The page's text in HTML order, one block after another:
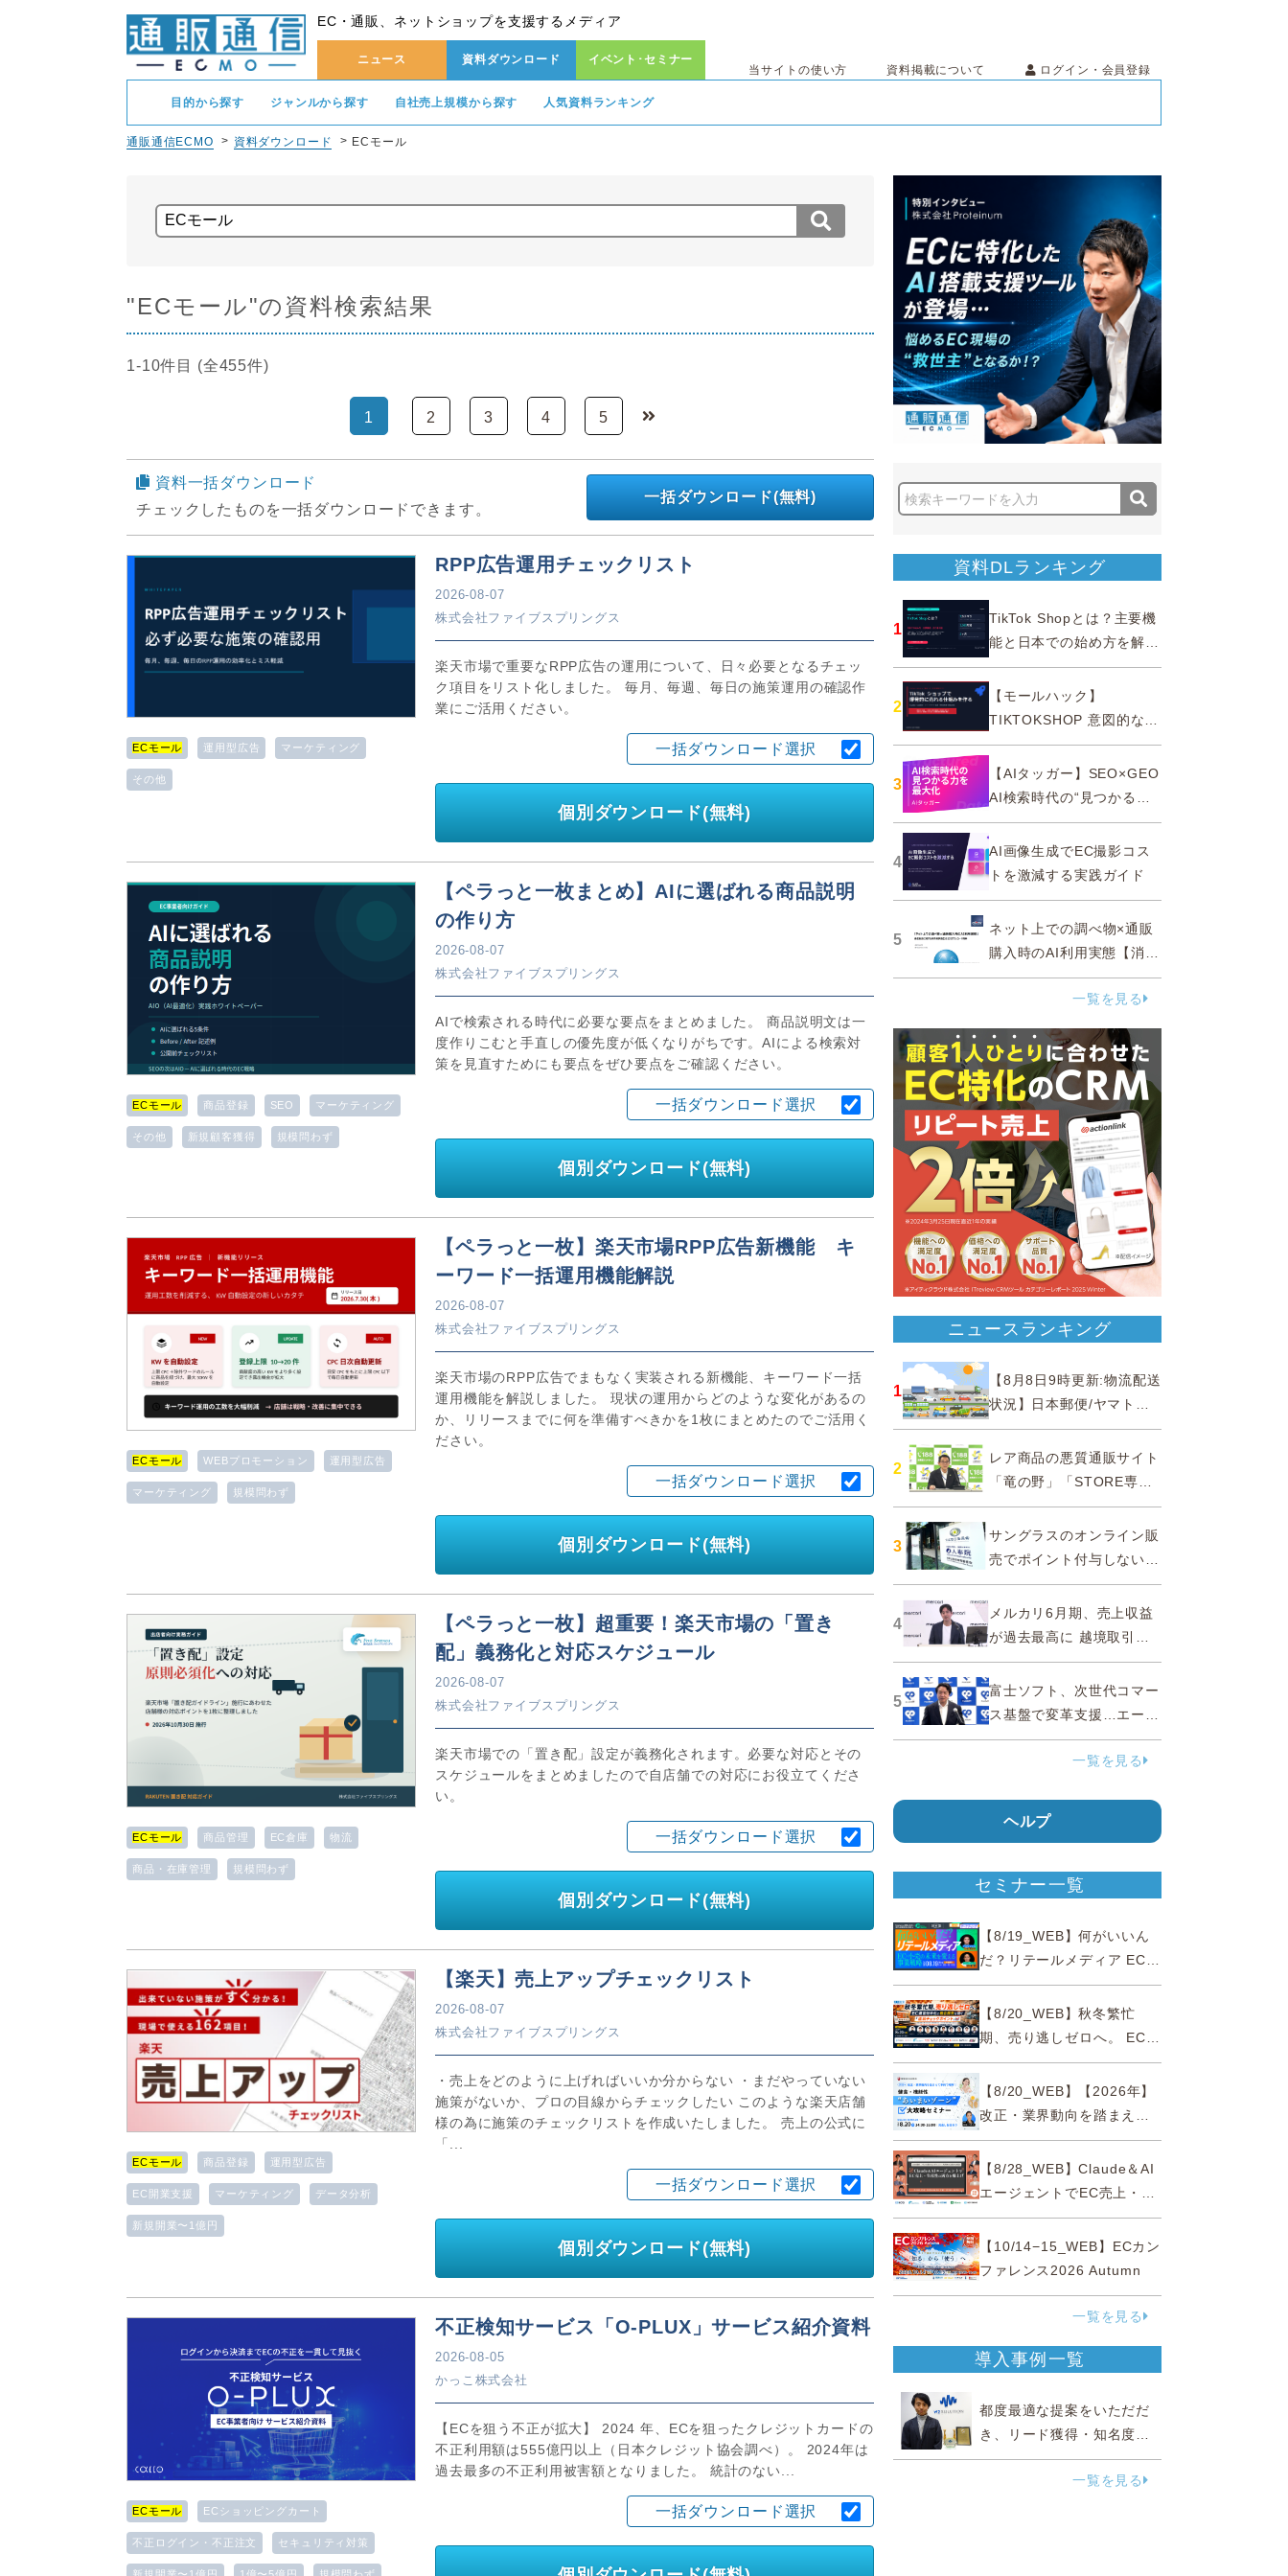
EC・通販、ネットショップを支援するメディア
ニュース 資料ダウンロード イベント･セミナー
当サイトの使い方 資料掲載について ログイン・会員登録
目的から探す ジャンルから探す 自社売上規模から探す 人気資料ランキング
通販通信ECMO 資料ダウンロード ECモール
"ECモール"の資料検索結果
1-10件目 (全455件)
1 2 3 4 5
一括ダウンロード(無料)
資料一括ダウンロード
チェックしたものを一括ダウンロードできます。
ECモール 運用型広告 マーケティング
その他
RPP広告運用チェックリスト
2026-08-07
株式会社ファイブスプリングス
楽天市場で重要なRPP広告の運用について、日々必要となるチェッ
ク項目をリスト化しました。 毎月、毎週、毎日の施策運用の確認作
業にご活用ください。
一括ダウンロード選択
個別ダウンロード(無料)
ECモール 商品登録 SEO マーケティング
その他 新規顧客獲得 規模問わず
【ペラっと一枚まとめ】AIに選ばれる商品説明
の作り方
2026-08-07
株式会社ファイブスプリングス
AIで検索される時代に必要な要点をまとめました。 商品説明文は一
度作りこむと手直しの優先度が低くなりがちです。AIによる検索対
策を見直すためにも要点をぜひ要点をご確認ください。
一括ダウンロード選択
個別ダウンロード(無料)
ECモール WEBプロモーション 運用型広告
マーケティング 規模問わず
【ペラっと一枚】楽天市場RPP広告新機能 キ
ーワード一括運用機能解説
2026-08-07
株式会社ファイブスプリングス
楽天市場のRPP広告でまもなく実装される新機能、キーワード一括
運用機能を解説しました。 現状の運用からどのような変化があるの
か、リリースまでに何を準備すべきかを1枚にまとめたのでご活用く
ださい。
一括ダウンロード選択
個別ダウンロード(無料)
ECモール 商品管理 EC倉庫 物流
商品・在庫管理 規模問わず
【ペラっと一枚】超重要！楽天市場の「置き
配」義務化と対応スケジュール
2026-08-07
株式会社ファイブスプリングス
楽天市場での「置き配」設定が義務化されます。必要な対応とその
スケジュールをまとめましたので自店舗での対応にお役立てくださ
い。
一括ダウンロード選択
個別ダウンロード(無料)
ECモール 商品登録 運用型広告
EC開業支援 マーケティング データ分析
新規開業〜1億円
【楽天】売上アップチェックリスト
2026-08-07
株式会社ファイブスプリングス
・売上をどのように上げればいいか分からない ・まだやっていない
施策がないか、プロの目線からチェックしたい このような楽天店舗
様の為に施策のチェックリストを作成いたしました。 売上の公式に
「...
一括ダウンロード選択
個別ダウンロード(無料)
ECモール ECショッピングカート
不正ログイン・不正注文 セキュリティ対策
不正検知サービス「O-PLUX」サービス紹介資料
2026-08-05
かっこ株式会社
【ECを狙う不正が拡大】 2024 年、ECを狙ったクレジットカードの
不正利用額は555億円以上（日本クレジット協会調べ）。 2024年は
過去最多の不正利用被害額となりました。 統計のない...
一括ダウンロード選択
資料DLランキング
1
TikTok Shopとは？主要機
能と日本での始め方を解説
｜公式認定パートナー
2
【モールハック】
TIKTOKSHOP 意図的なバ
ズを生む法則
3
【AIタッガー】SEO×GEO
AI検索時代の“見つかる
力”を最大化
4
AI画像生成でEC撮影コス
トを激減する実践ガイド
5
ネット上での調べ物×通販
購入時のAI利用実態【消費
者調査 2025】
一覧を見る
ニュースランキング
1
【8月8日9時更新:物流配送
状況】日本郵便/ヤマト運
輸/佐川急便/西濃運輸/福山
通運
2
レア商品の悪質通販サイト
「竜の野」「STORE専門
ショップ」などに注意…消
費者庁
3
サングラスのオンライン販
売でポイント付与しないよ
う要請、ルックスオティカ
ジャパンが確約手続
4
メルカリ6月期、売上収益
が過去最高に 越境取引が
急成長
5
富士ソフト、次世代コマー
ス基盤で変革支援…エージ
ェンティックコマースに対
一覧を見る
ヘルプ
セミナー一覧
【8/19_WEB】何がいいん
だ？リテールメディア EC・
小売の未来を変える事業戦
略【8/20_WEB】秋冬繁忙
期、売り逃しゼロへ。 EC運
営効率化と機会損失を防ぐ
『直前チェックポイント』
【8/20_WEB】【2026年】
改正・業界動向を踏まえて
事例で理解 健食・機能
性“あいまいゾーン”大攻略セ
ミナー
【8/28_WEB】Claude＆AI
エージェントでEC売上・生
産性の両方を爆上げ ～ただ
使うだけじゃない！&qu...
【10/14−15_WEB】ECカン
ファレンス2026 Autumn
一覧を見る
導入事例一覧
都度最適な提案をいただだ
き、リード獲得・知名度向
上に効果実感
一覧を見る